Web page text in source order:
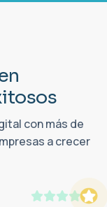
n
itosos
con más de
a crecer